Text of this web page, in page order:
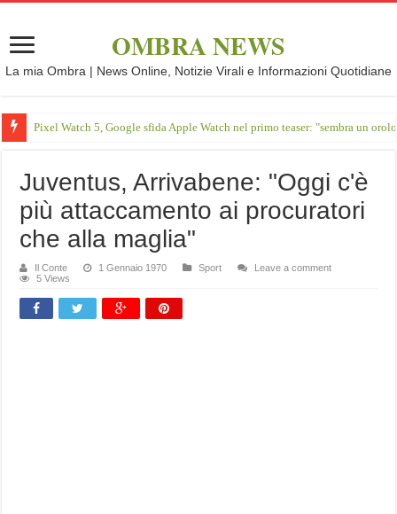
OMBRA NEWS
La mia Ombra | News Online, Notizie Virali e Informazioni Quotidiane
Pixel Watch 5, Google sfida Apple Watch nel primo teaser: "sembra un
Juventus, Arrivabene: "Oggi c'è
più attaccamento ai procuratori
che alla maglia"
Il Conte 1 Gennaio 1970 Sport
Leave a comment
5 Views